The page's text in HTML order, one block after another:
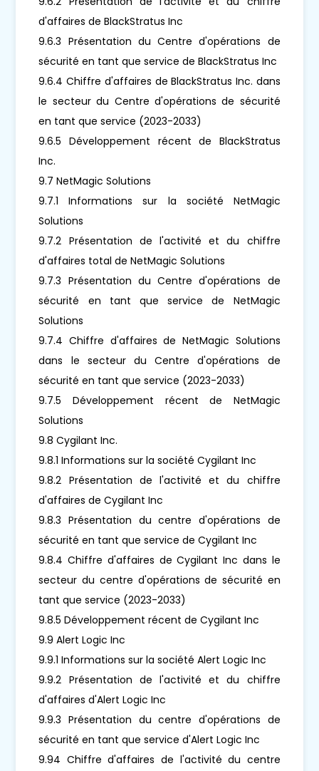
d'affaires de BlackStratus Inc
9.6.3 Présentation du Centre d'opérations de
sécurité en tant que service de BlackStratus Inc
9.6.4 Chiffre d'affaires de BlackStratus Inc. dans
le secteur du Centre d'opérations de sécurité
en tant que service (2023-2033)
9.6.5 Développement récent de BlackStratus
Inc.
9.7 NetMagic Solutions
9.7.1 Informations sur la société NetMagic
Solutions
9.7.2 Présentation de l'activité et du chiffre
d'affaires total de NetMagic Solutions
9.7.3 Présentation du Centre d'opérations de
sécurité en tant que service de NetMagic
Solutions
9.7.4 Chiffre d'affaires de NetMagic Solutions
dans le secteur du Centre d'opérations de
sécurité en tant que service (2023-2033)
9.7.5 Développement récent de NetMagic
Solutions
9.8 Cygilant Inc.
9.8.1 Informations sur la société Cygilant Inc
9.8.2 Présentation de l'activité et du chiffre
d'affaires de Cygilant Inc
9.8.3 Présentation du centre d'opérations de
sécurité en tant que service de Cygilant Inc
9.8.4 Chiffre d'affaires de Cygilant Inc dans le
secteur du centre d'opérations de sécurité en
tant que service (2023-2033)
9.8.5 Développement récent de Cygilant Inc
9.9 Alert Logic Inc
9.9.1 Informations sur la société Alert Logic Inc
9.9.2 Présentation de l'activité et du chiffre
d'affaires d'Alert Logic Inc
9.9.3 Présentation du centre d'opérations de
sécurité en tant que service d'Alert Logic Inc
9.94 Chiffre d'affaires de l'activité du centre